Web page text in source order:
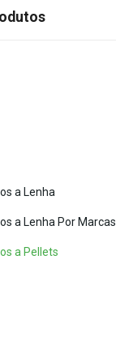
a Lenha
a Lenha Por Marcas
a Pellets